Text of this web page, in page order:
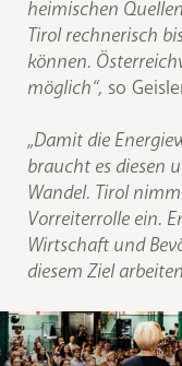
heimischen
Tirol rechnerisch
können.
möglich“, so
„Damit die
braucht es diesen
Wandel. Tirol
Vorreiterrolle ein.
Wirtschaft und
diesem Ziel